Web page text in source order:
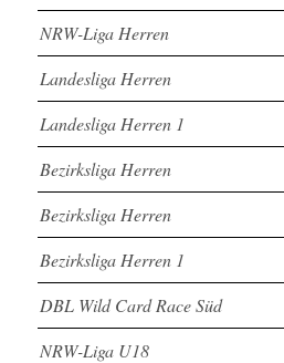
NRW-Liga Herren
Landesliga Herren
Landesliga Herren 1
Bezirksliga Herren
Bezirksliga Herren
Bezirksliga Herren 1
DBL Wild Card Race Süd
NRW-Liga U18